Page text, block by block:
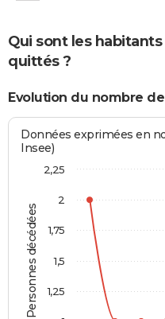
Qui sont les
quittés ?
Evolution du nombre
Personnes décédées
Données exprimées en
Insee)
1,25
1,5
1,75
2
2,25